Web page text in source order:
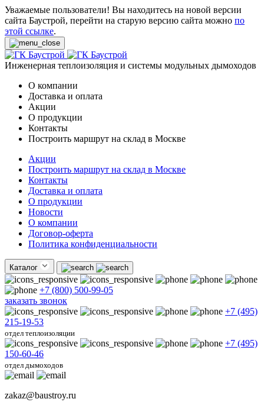
Уважаемые пользователи! Вы находитесь на новой версии
сайта Баустрой, перейти на старую версию сайта можно по
этой ссылке.
Инженерная теплоизоляция и системы модульных дымоходов
О компании
Доставка и оплата
Акции
О продукции
Контакты
Построить маршрут на склад в Москве
Акции
Построить маршрут на склад в Москве
Контакты
Доставка и оплата
О продукции
Новости
О компании
Договор-оферта
Политика конфиденциальности
Каталог
+7 (800) 500-99-05
заказать звонок
+7 (495)
215-19-53
отдел теплоизоляции
+7 (495)
150-60-46
отдел дымоходов
zakaz@baustroy.ru